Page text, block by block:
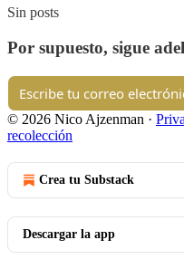
Sin posts
Por supuesto, sigue
© 2026 Nico Ajzenman ·
recolección
Crea tu Substack
Descargar la app